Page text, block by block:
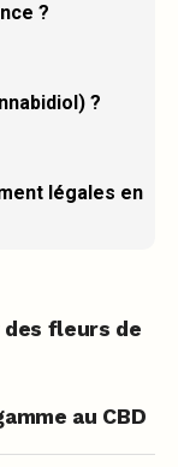
?
?
légales en
des fleurs de
au CBD